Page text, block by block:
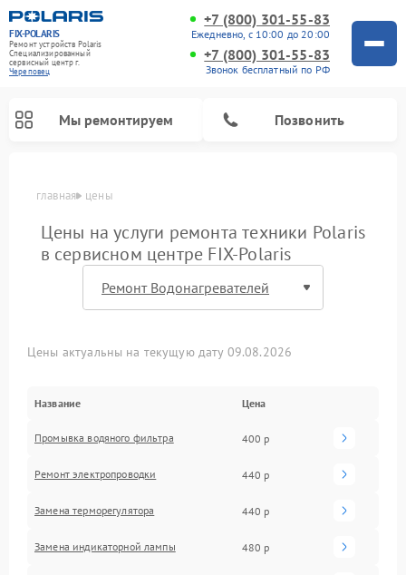
FIX-POLARIS
Ремонт устройств Polaris
Специализированный
cервисный центр г.
Череповец
+7 (800) 301-55-83
Ежедневно, с 10:00 до 20:00
+7 (800) 301-55-83
Звонок бесплатный по РФ
Мы ремонтируем Позвонить
главная цены
Цены на услуги ремонта техники Polaris
в сервисном центре FIX-Polaris
Цены актуальны на текущую дату 09.08.2026
Название Цена
Промывка водяного фильтра 400 р
Ремонт электропроводки 440 р
Замена терморегулятора 440 р
Замена индикаторной лампы 480 р